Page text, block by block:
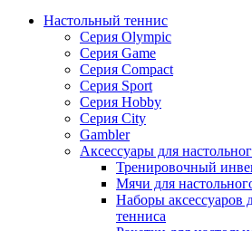
Настольный теннис
Серия Olympic
Серия Game
Серия Compact
Серия Sport
Серия Hobby
Серия City
Gambler
Аксессуары для
Тренировочный
Мячи для
Наборы аксессуаров
тенниса